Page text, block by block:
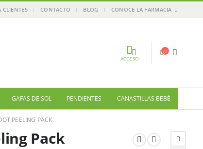
CLIENTES CONTACTO BLOG CONOCE LA FARMACIA
ACCESO
GAFAS DE SOL PENDIENTES CANASTILLAS BEBÉ
PEELING PACK
Pack